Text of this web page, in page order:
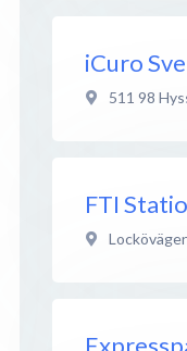
iCuro
511 98
FTI